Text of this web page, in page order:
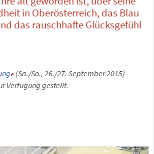
in Oberösterreich, das Blau
das rauschhafte Glücksgefühl
(Sa./So., 26./27. September 2015)
Verfügung gestellt.